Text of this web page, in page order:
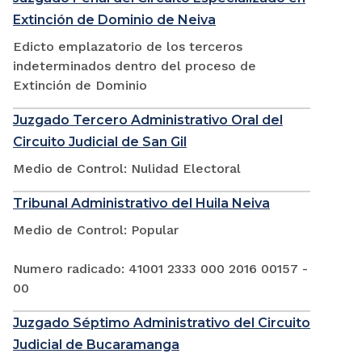
Extinción de Dominio de Neiva
Edicto emplazatorio de los terceros
indeterminados dentro del proceso de
Extinción de Dominio
Juzgado Tercero Administrativo Oral del
Circuito Judicial de San Gil
Medio de Control: Nulidad Electoral
Tribunal Administrativo del Huila Neiva
Medio de Control: Popular
Numero radicado: 41001 2333 000 2016 00157 -
00
Juzgado Séptimo Administrativo del Circuito
Judicial de Bucaramanga